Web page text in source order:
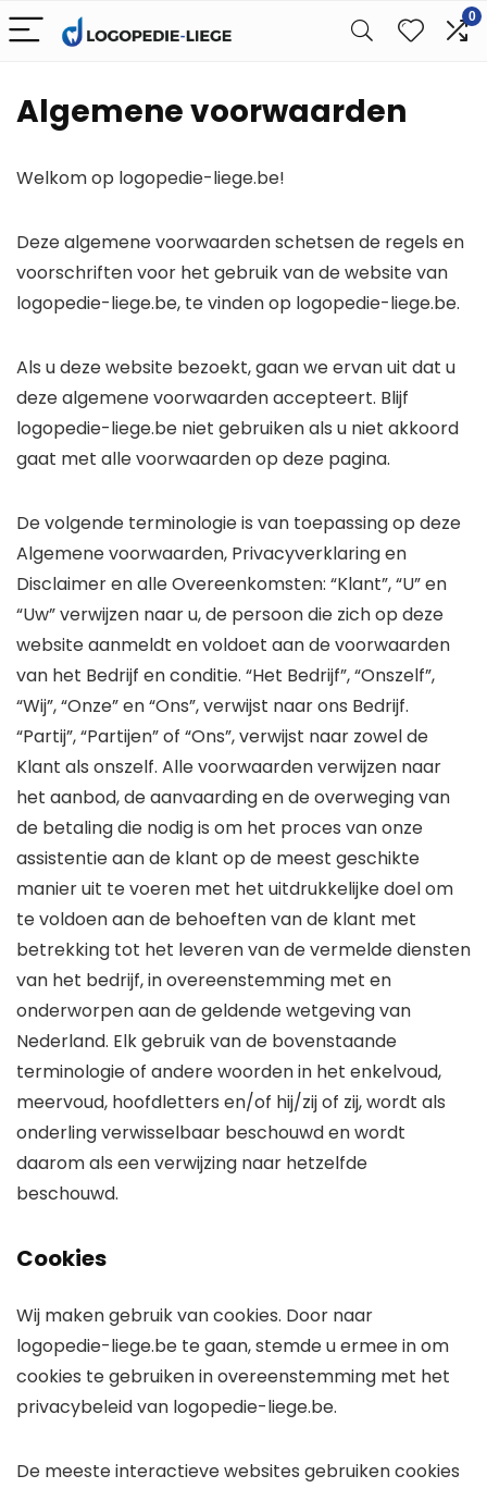
0
Algemene voorwaarden
Welkom op logopedie-liege.be!
Deze algemene voorwaarden schetsen de regels en
voorschriften voor het gebruik van de website van
logopedie-liege.be, te vinden op logopedie-liege.be.
Als u deze website bezoekt, gaan we ervan uit dat u
deze algemene voorwaarden accepteert. Blijf
logopedie-liege.be niet gebruiken als u niet akkoord
gaat met alle voorwaarden op deze pagina.
De volgende terminologie is van toepassing op deze
Algemene voorwaarden, Privacyverklaring en
Disclaimer en alle Overeenkomsten: “Klant”, “U” en
“Uw” verwijzen naar u, de persoon die zich op deze
website aanmeldt en voldoet aan de voorwaarden
van het Bedrijf en conditie. “Het Bedrijf”, “Onszelf”,
“Wij”, “Onze” en “Ons”, verwijst naar ons Bedrijf.
“Partij”, “Partijen” of “Ons”, verwijst naar zowel de
Klant als onszelf. Alle voorwaarden verwijzen naar
het aanbod, de aanvaarding en de overweging van
de betaling die nodig is om het proces van onze
assistentie aan de klant op de meest geschikte
manier uit te voeren met het uitdrukkelijke doel om
te voldoen aan de behoeften van de klant met
betrekking tot het leveren van de vermelde diensten
van het bedrijf, in overeenstemming met en
onderworpen aan de geldende wetgeving van
Nederland. Elk gebruik van de bovenstaande
terminologie of andere woorden in het enkelvoud,
meervoud, hoofdletters en/of hij/zij of zij, wordt als
onderling verwisselbaar beschouwd en wordt
daarom als een verwijzing naar hetzelfde
beschouwd.
Cookies
Wij maken gebruik van cookies. Door naar
logopedie-liege.be te gaan, stemde u ermee in om
cookies te gebruiken in overeenstemming met het
privacybeleid van logopedie-liege.be.
De meeste interactieve websites gebruiken cookies